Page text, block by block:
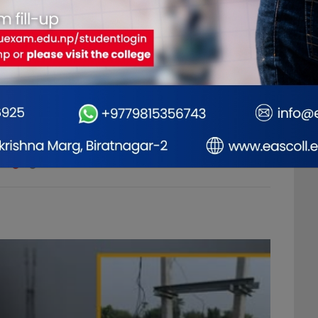
उत्कृष्ट फोटोग्राफर
सम्मानित
राष्ट्रिय भेलालाई शेरबहादुर
सम्बोधन गर्ने